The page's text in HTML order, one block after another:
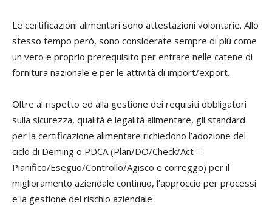
Le certificazioni alimentari sono attestazioni volontarie. Allo
stesso tempo però, sono considerate sempre di più come
un vero e proprio prerequisito per entrare nelle catene di
fornitura nazionale e per le attività di import/export.
Oltre al rispetto ed alla gestione dei requisiti obbligatori
sulla sicurezza, qualità e legalità alimentare, gli standard
per la certificazione alimentare richiedono l’adozione del
ciclo di Deming o PDCA (Plan/DO/Check/Act =
Pianifico/Eseguo/Controllo/Agisco e correggo) per il
miglioramento aziendale continuo, l’approccio per processi
e la gestione del rischio aziendale